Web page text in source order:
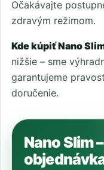
Očakávajte
zdravým režimom.
Kde kúpiť Nano
nižšie – sme
garantujeme
doručenie.
Nano Slim